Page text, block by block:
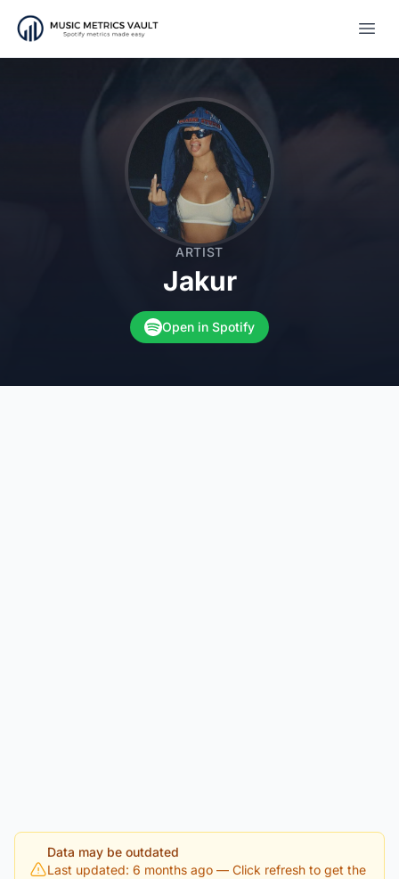
ARTIST
Jakur
Open in Spotify
Data may be outdated
Last updated: 6 months ago — Click refresh to get the